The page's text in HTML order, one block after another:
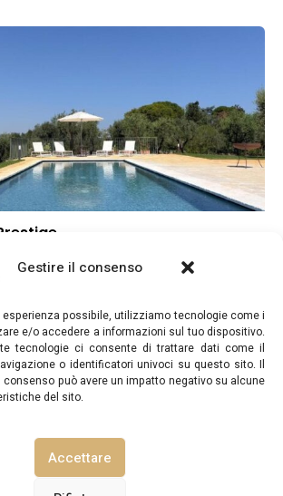
Gestire il consenso
possibile, utilizziamo tecnologie come i
e/o accedere a informazioni sul tuo dispositivo.
tecnologie ci consente di trattare dati come il
o identificatori univoci su questo sito. Il
può avere un impatto negativo su alcune
del sito.
Accettare
prezzo
© Copyright 2026. Tutti i diritti riservati.